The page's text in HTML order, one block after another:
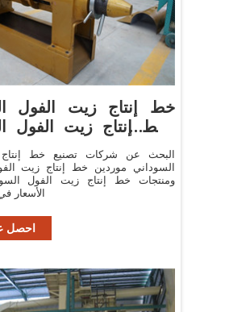
خط إنتاج زيت الفول
وخط إنتاج زيت الفول
البحث عن شركات تصنيع خط
السوداني موردين خط إنتاج زيت
ومنتجات خط إنتاج زيت الفول
الأسعار
احصل